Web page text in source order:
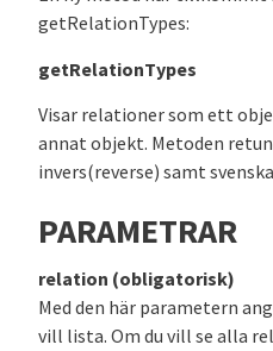
getRelationTypes:
getRelationTypes
Visar relationer som ett
annat objekt. Metoden
invers(reverse) samt
PARAMETRAR
relation (obligatorisk)
Med den här parametern
vill lista. Om du vill se alla